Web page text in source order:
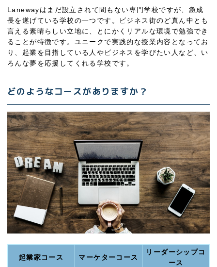
Lanewayはまだ設立されて間もない専門学校ですが、急成
長を遂げている学校の一つです。ビジネス街のど真ん中とも
言える素晴らしい立地に、とにかくリアルな環境で勉強でき
ることが特徴です。ユニークで実践的な授業内容となってお
り、起業を目指している人やビジネスを学びたい人など、い
ろんな夢を応援してくれる学校です。
どのようなコースがありますか？
起業家コース マーケターコース
リーダーシップコ
ース